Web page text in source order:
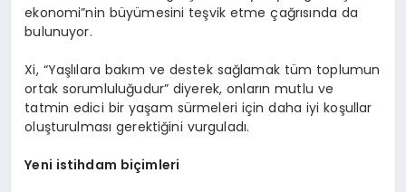
ekonomi”nin büyümesini teşvik etme çağrısında da
bulunuyor.
Xi, “Yaşlılara bakım ve destek sağlamak tüm toplumun
ortak sorumluluğudur” diyerek, onların mutlu ve
tatmin edici bir yaşam sürmeleri için daha iyi koşullar
oluşturulması gerektiğini vurguladı.
Yeni istihdam biçimleri